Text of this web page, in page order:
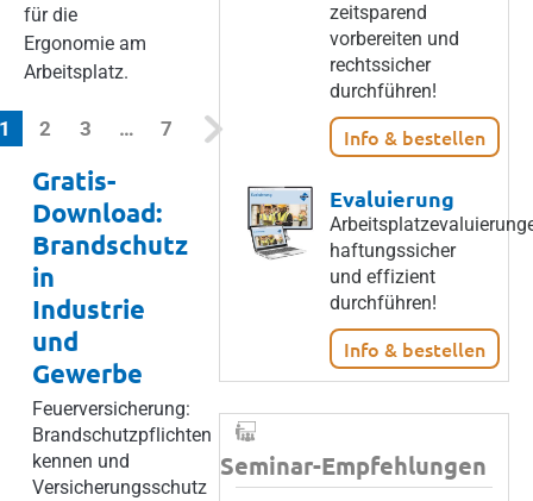
für die
Ergonomie am
Arbeitsplatz.
1 (current)
2 3 … 7
Gratis-
Download:
Brandschutz
in
Industrie
und
Gewerbe
Feuerversicherung:
Brandschutzpflichten
kennen und
Versicherungsschutz
zeitsparend
vorbereiten und
rechtssicher
durchführen!
Info & bestellen
Evaluierung
haftungssicher
und effizient
durchführen!
Info & bestellen
Seminar-Empfehlungen